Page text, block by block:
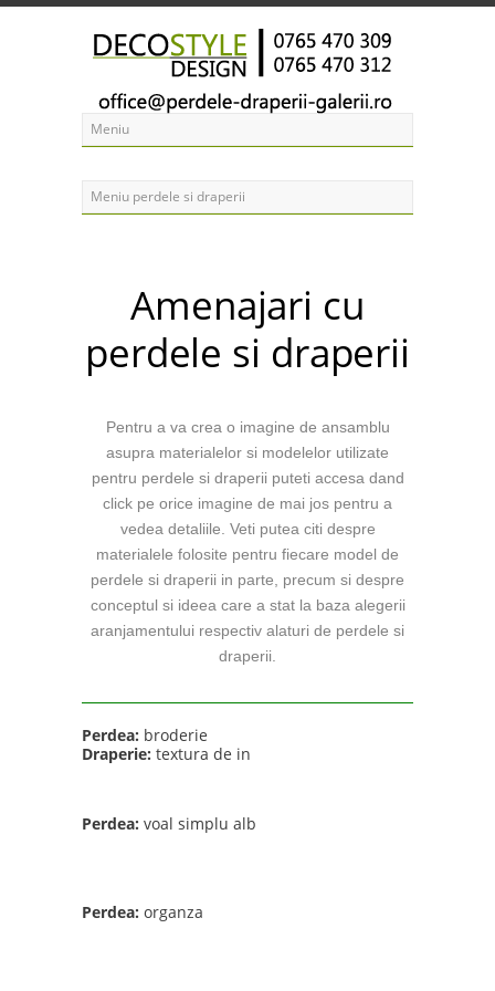
Amenajari cu
perdele si draperii
Pentru a va crea o imagine de ansamblu
asupra materialelor si modelelor utilizate
pentru perdele si draperii puteti accesa dand
click pe orice imagine de mai jos pentru a
vedea detaliile. Veti putea citi despre
materialele folosite pentru fiecare model de
perdele si draperii in parte, precum si despre
conceptul si ideea care a stat la baza alegerii
aranjamentului respectiv alaturi de perdele si
draperii.
Perdea: broderie
Draperie: textura de in
Perdea: voal simplu alb
Perdea: organza